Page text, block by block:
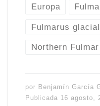
Europa
Fulmarus
Northern Fulmar
por Benjamín García
Publicada 16 agosto,